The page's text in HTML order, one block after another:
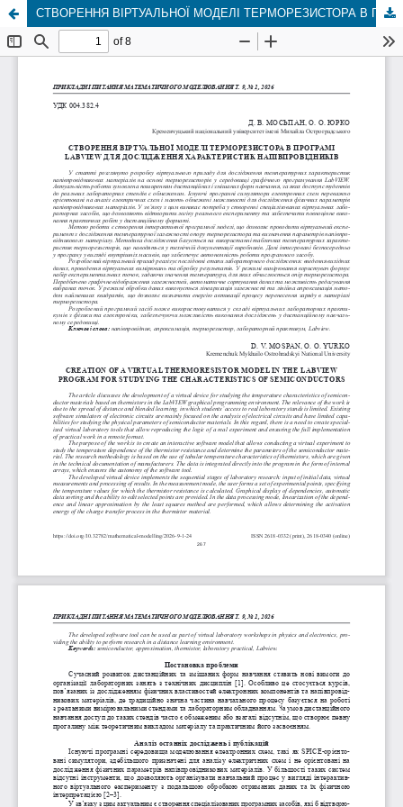
СТВОРЕННЯ ВІРТУАЛЬНОЇ МОДЕЛІ ТЕРМОРЕЗИСТОРА В ПРОГРАМІ LABVIEW ДЛЯ ДОСЛІДЖЕННЯ ХАРАКТЕРИСТИК НАПІВПРОВІДНИКІВ